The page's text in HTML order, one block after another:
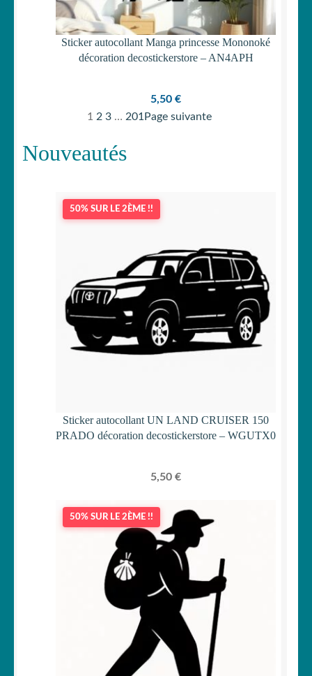
Sticker autocollant Manga princesse Mononoké
décoration decostickerstore – AN4APH
5,50 €
1 2 3 … 201 Page suivante
Nouveautés
50% SUR LE 2ÈME !!
Sticker autocollant UN LAND CRUISER 150
PRADO décoration decostickerstore – WGUTX0
5,50 €
50% SUR LE 2ÈME !!